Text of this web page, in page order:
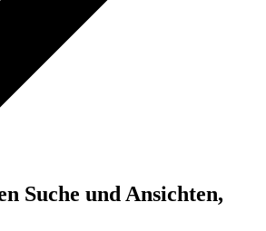
Suche und Ansichten,